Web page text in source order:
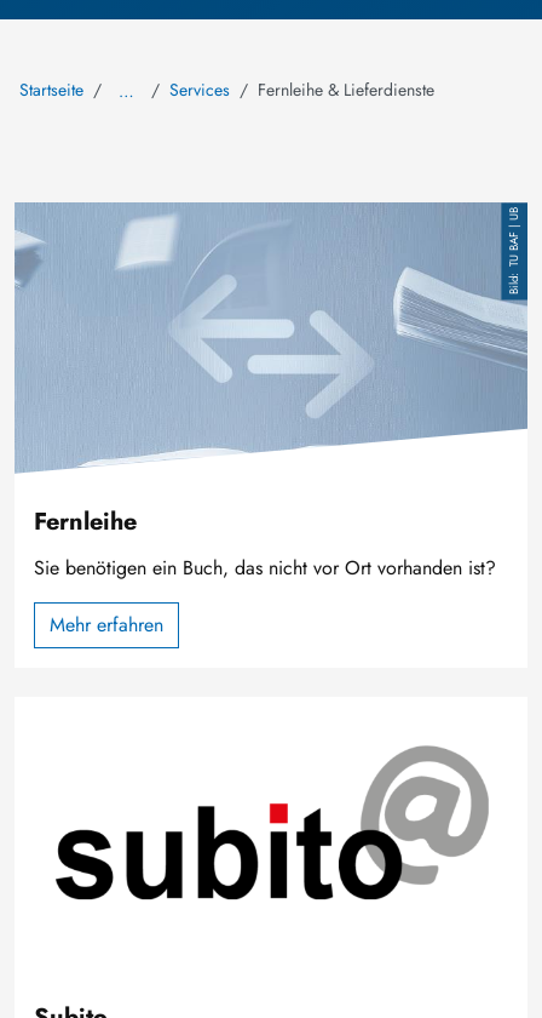
Startseite … Services Fernleihe & Lieferdienste
TU BAF | UB
Fernleihe
Sie benötigen ein Buch, das nicht vor Ort vorhanden ist?
Mehr erfahren